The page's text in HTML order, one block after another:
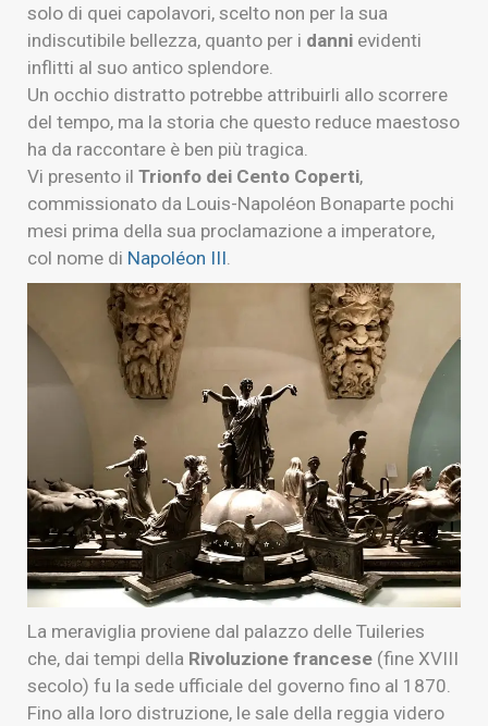
solo di quei capolavori, scelto non per la sua
indiscutibile bellezza, quanto per i danni evidenti
inflitti al suo antico splendore.
Un occhio distratto potrebbe attribuirli allo scorrere
del tempo, ma la storia che questo reduce maestoso
ha da raccontare è ben più tragica.
Vi presento il Trionfo dei Cento Coperti,
commissionato da Louis-Napoléon Bonaparte pochi
mesi prima della sua proclamazione a imperatore,
col nome di Napoléon III
La meraviglia proviene dal palazzo delle Tuileries
che, dai tempi della Rivoluzione francese (fine XVIII
secolo) fu la sede ufficiale del governo fino al 1870.
Fino alla loro distruzione, le sale della reggia videro